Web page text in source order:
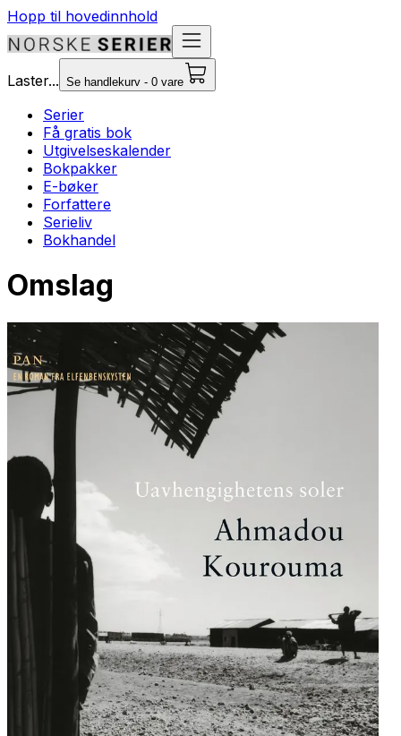
Hopp til hovedinnhold
Laster... Se handlekurv - 0 vare
Serier
Få gratis bok
Utgivelseskalender
Bokpakker
E-bøker
Forfattere
Serieliv
Bokhandel
Omslag